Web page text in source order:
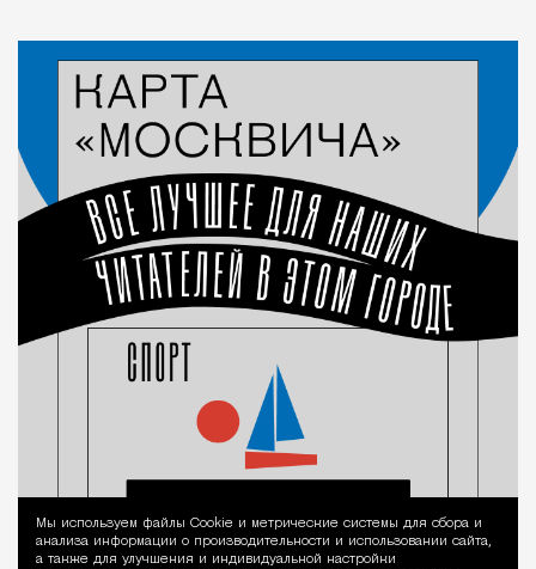
Уведомление
Мы используем файлы Сookie и метрические системы для сбора и
анализа информации о производительности и использовании сайта,
а также для улучшения и индивидуальной настройки